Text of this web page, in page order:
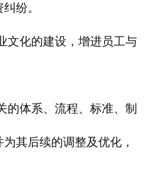
纷。
文化的建设，增进员工与
的体系、流程、标准、制
其后续的调整及优化，